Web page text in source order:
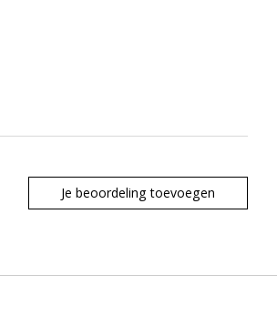
Je beoordeling toevoegen